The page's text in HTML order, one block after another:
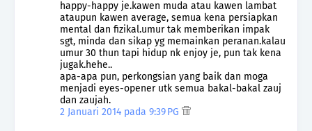
happy-happy je.kawen muda atau kawen lambat
ataupun kawen average, semua kena persiapkan
mental dan fizikal.umur tak memberikan impak
sgt, minda dan sikap yg memainkan peranan.kalau
umur 30 thun tapi hidup nk enjoy je, pun tak kena
jugak.hehe..
apa-apa pun, perkongsian yang baik dan moga
menjadi eyes-opener utk semua bakal-bakal zauj
dan zaujah.
2 Januari 2014 pada 9:39 PG